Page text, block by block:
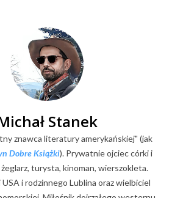
Stanek
znawca literatury amerykańskiej" (jak
Dobre Książki). Prywatnie ojciec córki i
turysta, kinoman, wierszokleta.
i rodzinnego Lublina oraz wielbiciel